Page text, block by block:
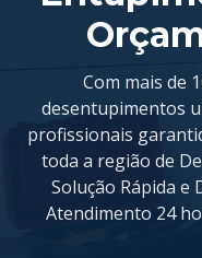
Com mais de
desentupimentos
profissionais
toda a região de
Solução Rápida e
Atendimento 24